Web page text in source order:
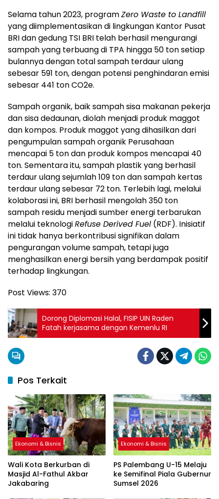
Selama tahun 2023, programZero Waste to Landfill
yang diimplementasikan di lingkungan Kantor Pusat
BRI dan gedung TSI BRI telah berhasil mengurangi
sampah yang terbuang di TPA hingga 50 ton setiap
bulannya dengan total sampah terdaur ulang
sebesar 591 ton, dengan potensi penghindaran emisi
sebesar 441 ton CO2e.
Sampah organik, baik sampah sisa makanan pekerja
dan sisa dedaunan, diolah menjadi produk maggot
dan kompos. Produk maggot yang dihasilkan dari
pengumpulan sampah organik Perusahaan
mencapai 5 ton dan produk kompos mencapai 40
ton. Sementara itu, sampah plastik yang berhasil
terdaur ulang sejumlah 109 ton dan sampah kertas
terdaur ulang sebesar 72 ton. Terlebih lagi, melalui
kolaborasi ini, BRI berhasil mengolah 350 ton
sampah residu menjadi sumber energi terbarukan
melalui teknologiRefuse Derived Fuel (RDF). Inisiatif
ini tidak hanya berkontribusi signifikan dalam
pengurangan volume sampah, tetapi juga
menghasilkan energi bersih yang berdampak positif
terhadap lingkungan.
Post Views: 370
Dorong Diplomasi Halal, FISIP UIN Raden
Fatah kerjasama dengan Kemenlu RI
Pos Terkait
Ekonomi & Bisnis
Wali Kota Berkurban di
Masjid Al-Fathul Akbar
Jakabaring
Ekonomi & Bisnis
PS Palembang U-15 Melaju
ke Semifinal Piala Gubernur
Sumsel 2026